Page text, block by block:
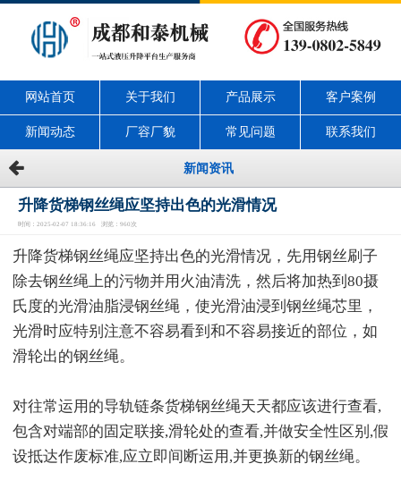
网站首页 关于我们 产品展示 客户案例
新闻动态 厂容厂貌 常见问题 联系我们
新闻资讯
升降货梯钢丝绳应坚持出色的光滑情况
时间：2025-02-07 18:36:16 浏览：960次
升降货梯钢丝绳应坚持出色的光滑情况，先用钢丝刷子
除去钢丝绳上的污物并用火油清洗，然后将加热到80摄
氏度的光滑油脂浸钢丝绳，使光滑油浸到钢丝绳芯里，
光滑时应特别注意不容易看到和不容易接近的部位，如
滑轮出的钢丝绳。
对往常运用的导轨链条货梯钢丝绳天天都应该进行查看,
包含对端部的固定联接,滑轮处的查看,并做安全性区别,假
设抵达作废标准,应立即间断运用,并更换新的钢丝绳。